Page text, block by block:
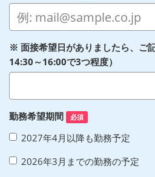
※ 面接希望日がありましたら、ご
14:30～16:00で3つ程度）
勤務希望期間 必須
2027年4月以降も勤務予定
2026年3月までの勤務の予定